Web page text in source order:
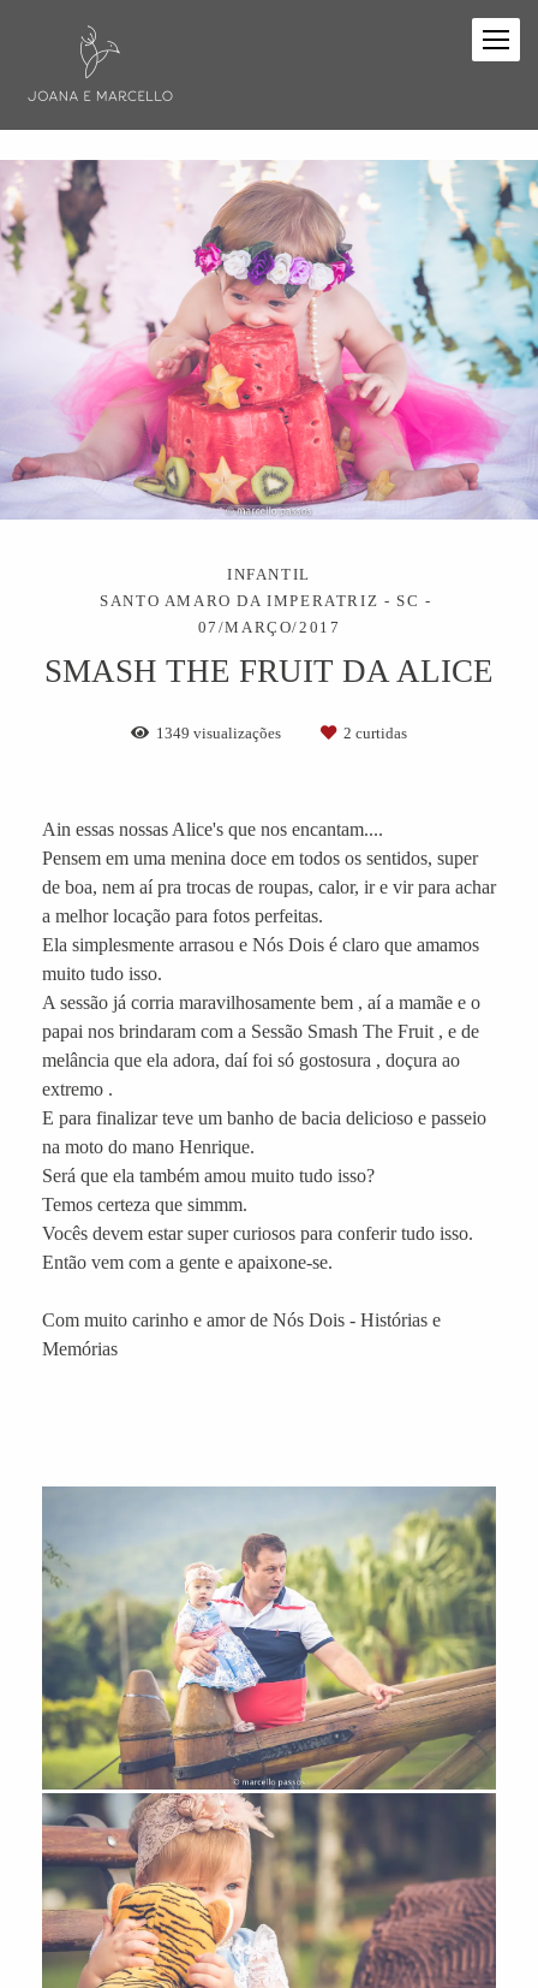
INFANTIL
SANTO AMARO DA IMPERATRIZ - SC
07/MARÇO/2017
SMASH THE FRUIT DA ALICE
1349 visualizações 2 curtidas
Ain essas nossas Alice's que nos encantam....
Pensem em uma menina doce em todos os sentidos, super
de boa, nem aí pra trocas de roupas, calor, ir e vir para achar
a melhor locação para fotos perfeitas.
Ela simplesmente arrasou e Nós Dois é claro que amamos
muito tudo isso.
A sessão já corria maravilhosamente bem , aí a mamãe e o
papai nos brindaram com a Sessão Smash The Fruit , e de
melância que ela adora, daí foi só gostosura , doçura ao
extremo .
E para finalizar teve um banho de bacia delicioso e passeio
na moto do mano Henrique.
Será que ela também amou muito tudo isso?
Temos certeza que simmm.
Vocês devem estar super curiosos para conferir tudo isso.
Então vem com a gente e apaixone-se.
Com muito carinho e amor de Nós Dois - Histórias e
Memórias